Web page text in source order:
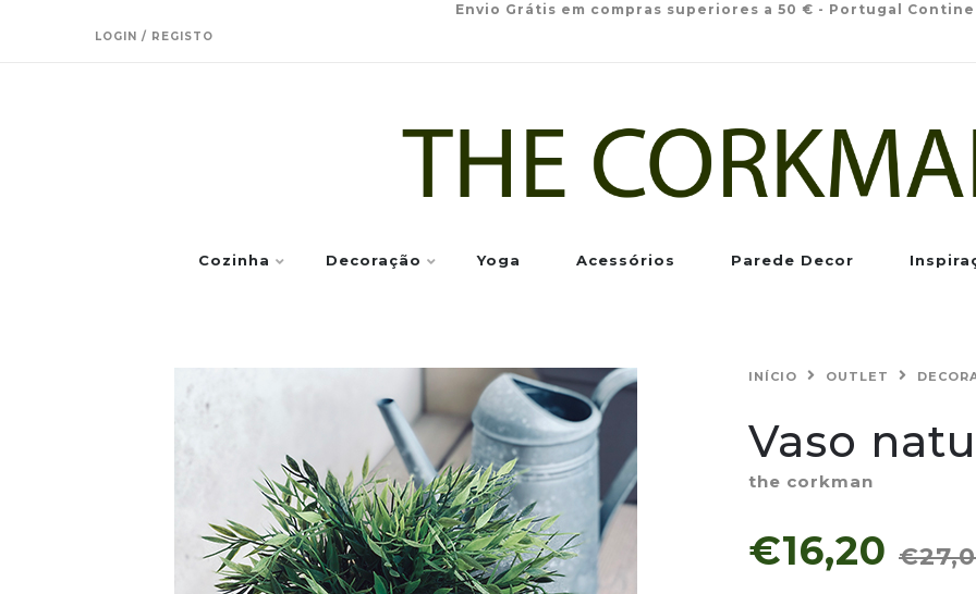
Envio Grátis em compras superiores a 50 € - Portugal
LOGIN / REGISTO
Cozinha Decoração Yoga Acessórios Parede Decor
INÍCIO OUTLET
Vaso
the corkman
€16,20